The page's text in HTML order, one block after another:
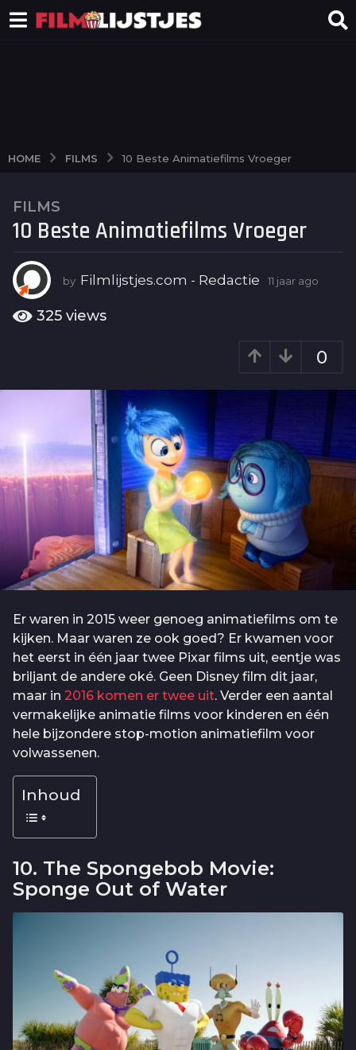
HOME FILMS 10 Beste Animatiefilms Vroeger
1
1
a
a
a
a
g
FILMS
10 Beste Animatiefilms Vroeger
by Filmlijstjes.com - Redactie 11 jaar ago
a
325 views
0
Er waren in 2015 weer genoeg animatiefilms om te
kijken. Maar waren ze ook goed? Er kwamen voor
het eerst in één jaar twee Pixar films uit, eentje was
briljant de andere oké. Geen Disney film dit jaar,
maar in 2016 komen er twee uit. Verder een aantal
vermakelijke animatie films voor kinderen en één
hele bijzondere stop-motion animatiefilm voor
volwassenen.
Inhoud
10. The Spongebob Movie:
Sponge Out of Water